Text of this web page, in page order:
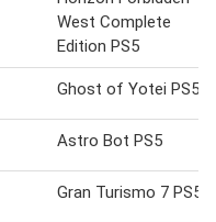
West Complete
Edition PS5
Ghost of Yotei PS5
Astro Bot PS5
Gran Turismo 7 PS5